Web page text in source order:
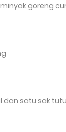
goreng
dan satu sak